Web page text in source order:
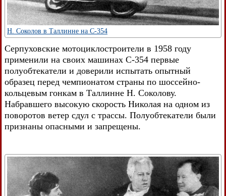
Н. Соколов в Таллинне на С-354
Серпуховские мотоциклостроители в 1958 году
применили на своих машинах С-354 первые
полуобтекатели и доверили испытать опытный
образец перед чемпионатом страны по шоссейно-
кольцевым гонкам в Таллинне Н. Соколову.
Набравшего высокую скорость Николая на одном из
поворотов ветер сдул с трассы. Полуобтекатели были
признаны опасными и запрещены.